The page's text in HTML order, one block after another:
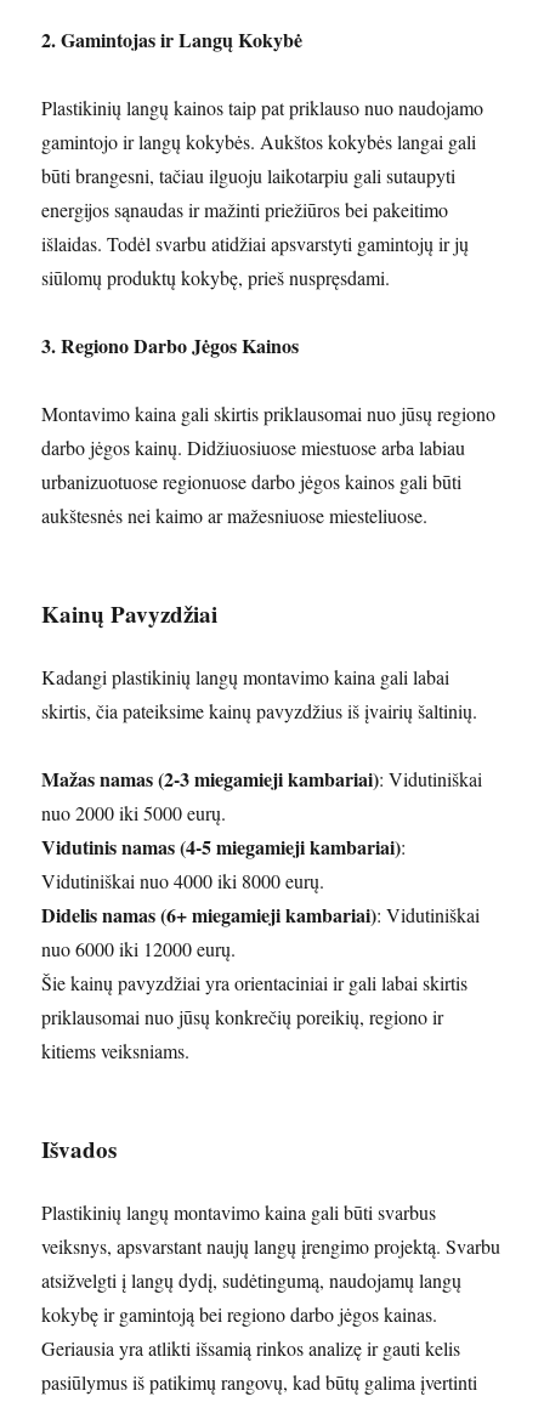
2. Gamintojas ir Langų Kokybė
Plastikinių langų kainos taip pat priklauso nuo naudojamo
gamintojo ir langų kokybės. Aukštos kokybės langai gali
būti brangesni, tačiau ilguoju laikotarpiu gali sutaupyti
energijos sąnaudas ir mažinti priežiūros bei pakeitimo
išlaidas. Todėl svarbu atidžiai apsvarstyti gamintojų ir jų
siūlomų produktų kokybę, prieš nuspręsdami.
3. Regiono Darbo Jėgos Kainos
Montavimo kaina gali skirtis priklausomai nuo jūsų regiono
darbo jėgos kainų. Didžiuosiuose miestuose arba labiau
urbanizuotuose regionuose darbo jėgos kainos gali būti
aukštesnės nei kaimo ar mažesniuose miesteliuose.
Kainų Pavyzdžiai
Kadangi plastikinių langų montavimo kaina gali labai
skirtis, čia pateiksime kainų pavyzdžius iš įvairių šaltinių.
Mažas namas (2-3 miegamieji kambariai): Vidutiniškai
nuo 2000 iki 5000 eurų.
Vidutinis namas (4-5 miegamieji kambariai):
Vidutiniškai nuo 4000 iki 8000 eurų.
Didelis namas (6+ miegamieji kambariai): Vidutiniškai
nuo 6000 iki 12000 eurų.
Šie kainų pavyzdžiai yra orientaciniai ir gali labai skirtis
priklausomai nuo jūsų konkrečių poreikių, regiono ir
kitiems veiksniams.
Išvados
Plastikinių langų montavimo kaina gali būti svarbus
veiksnys, apsvarstant naujų langų įrengimo projektą. Svarbu
atsižvelgti į langų dydį, sudėtingumą, naudojamų langų
kokybę ir gamintoją bei regiono darbo jėgos kainas.
Geriausia yra atlikti išsamią rinkos analizę ir gauti kelis
pasiūlymus iš patikimų rangovų, kad būtų galima įvertinti